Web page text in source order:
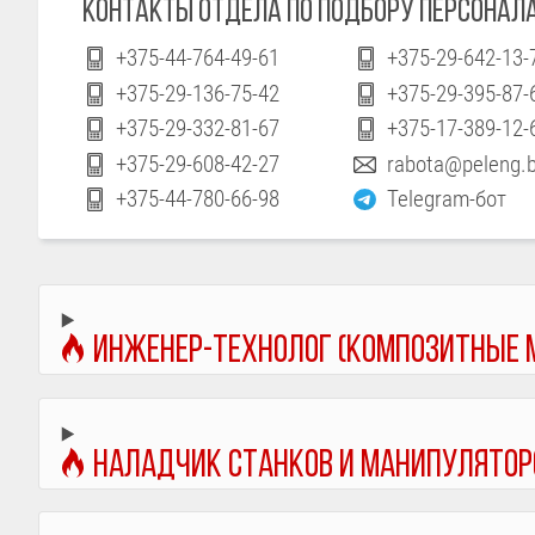
КОНТАКТЫ ОТДЕЛА ПО ПОДБОРУ
+375-44-764-49-61
+375-29-136-75-42
+375-29-332-81-67
+375-29-608-42-27
+375-44-780-66-98
+375-29-642-13-
+375-29-395-87-
+375-17-389-12-
Telegram-бот
Инженер-технолог (Композитные
Наладчик станков и